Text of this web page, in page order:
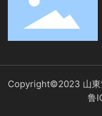
Copyright©2023 山東
鲁